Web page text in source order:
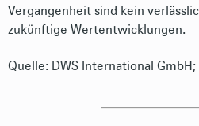
Vergangenheit sind kein
zukünftige Wertentwicklungen.
Quelle: DWS International